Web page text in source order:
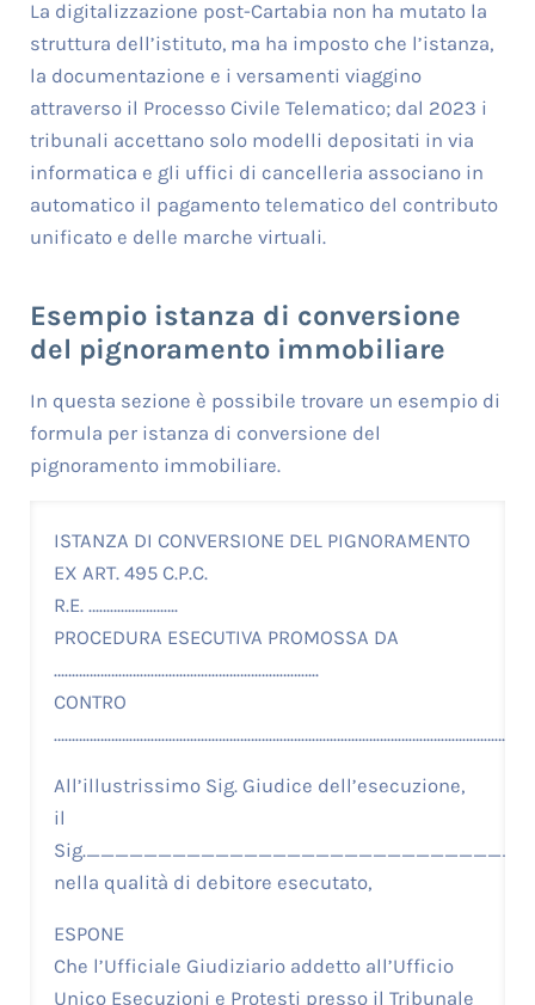
La digitalizzazione post-Cartabia non ha mutato la
struttura dell’istituto, ma ha imposto che l’istanza,
la documentazione e i versamenti viaggino
attraverso il Processo Civile Telematico; dal 2023 i
tribunali accettano solo modelli depositati in via
informatica e gli uffici di cancelleria associano in
automatico il pagamento telematico del contributo
unificato e delle marche virtuali.
Esempio istanza di conversione
del pignoramento immobiliare
In questa sezione è possibile trovare un esempio di
formula per istanza di conversione del
pignoramento immobiliare.
ISTANZA DI CONVERSIONE DEL PIGNORAMENTO
EX ART. 495 C.P.C.
R.E. …………………….
PROCEDURA ESECUTIVA PROMOSSA DA
………………………………………………………………..
CONTRO
…………………………………………………………………………………………………………………
All’illustrissimo Sig. Giudice dell’esecuzione,
il
nella qualità di debitore esecutato,
ESPONE
Che l’Ufficiale Giudiziario addetto all’Ufficio
Unico Esecuzioni e Protesti presso il Tribunale